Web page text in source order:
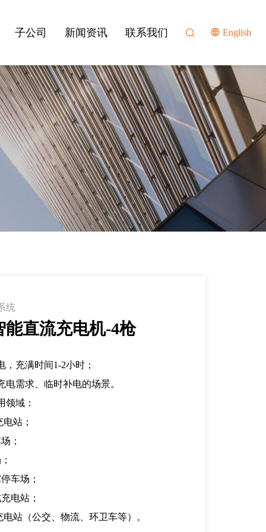
English
子公司 新闻资讯 联系我们
统
能直流充电机-4枪
，充满时间1-2小时；
电需求、临时补电的场景。
领域：
站；
；
车场；
电站；
站（公交、物流、环卫车等）。